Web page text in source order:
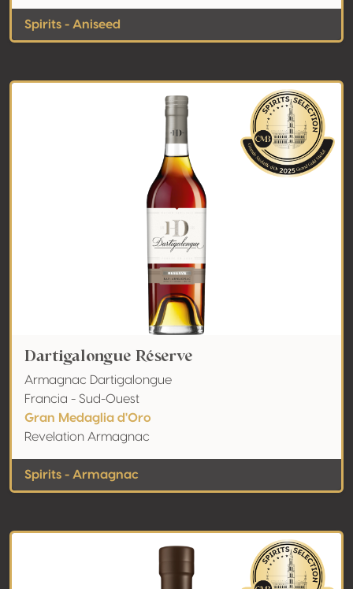
Spirits - Aniseed
Dartigalongue Réserve
Armagnac Dartigalongue
Francia - Sud-Ouest
Gran Medaglia d'Oro
Revelation Armagnac
Spirits - Armagnac